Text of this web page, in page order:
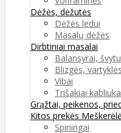
Dėžės, dėžutės
Dėžės ledui
Masalų dėžės
Dirbtiniai masalai
Balansyrai,
Blizgės, vartyklės
Vibai
Trišakiai
Grąžtai, peikenos,
Kitos prekės
Spiningai